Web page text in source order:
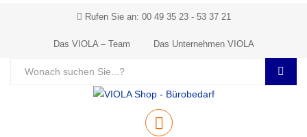
Rufen Sie an: 00 49 35 23 - 53 37 21
Das VIOLA – Team Das Unternehmen VIOLA